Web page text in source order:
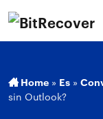
Home » Es »
sin Outlook?